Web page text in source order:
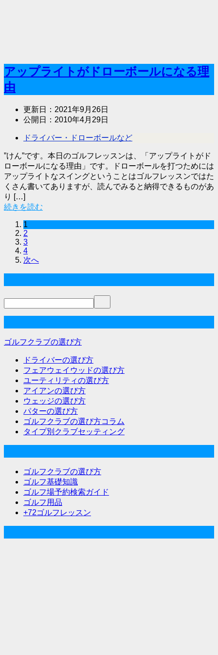
アップライトがドローボールになる理
由
更新日： 2021年9月26日
公開日： 2010年4月29日
ドライバー・ドローボールなど
”けん”です。本日のゴルフレッスンは、「アップライトがド
ローボールになる理由」です。ドローボールを打つためには
アップライトなスイングということはゴルフレッスンではた
くさん書いてありますが、読んでみると納得できるものがあ
り […]
続きを読む
1
2
3
4
次へ
ゴルフクラブの選び方
ドライバーの選び方
フェアウェイウッドの選び方
ユーティリティの選び方
アイアンの選び方
ウェッジの選び方
パターの選び方
ゴルフクラブの選び方コラム
タイプ別クラブセッティング
ゴルフクラブの選び方
ゴルフ基礎知識
ゴルフ場予約検索ガイド
ゴルフ用品
+72ゴルフレッスン